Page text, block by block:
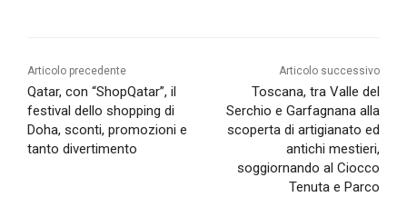
Articolo precedente
Qatar, con “ShopQatar”, il
festival dello shopping di
Doha, sconti, promozioni e
tanto divertimento
Articolo successivo
Toscana, tra Valle del
Serchio e Garfagnana alla
scoperta di artigianato ed
antichi mestieri,
soggiornando al Ciocco
Tenuta e Parco